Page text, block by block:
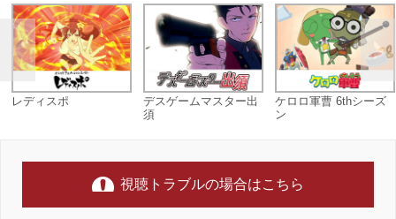
レディスポ
デスゲームマスター出
須
ケロロ軍曹 6thシーズ
ン
視聴トラブルの場合はこちら